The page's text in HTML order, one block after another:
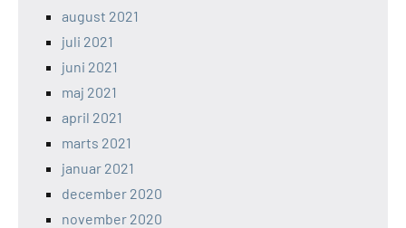
august 2021
juli 2021
juni 2021
maj 2021
april 2021
marts 2021
januar 2021
december 2020
november 2020